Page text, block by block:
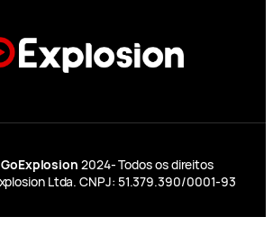
GoExplosion 2024- Todos os direitos
Ltda. CNPJ: 51.379.390/0001-93